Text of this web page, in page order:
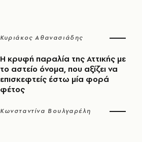
Κυριάκος Αθανασιάδης
Η κρυφή παραλία της Αττικής με
το αστείο όνομα, που αξίζει να
επισκεφτείς έστω μία φορά
φέτος
Κωνσταντίνα Βουλγαρέλη